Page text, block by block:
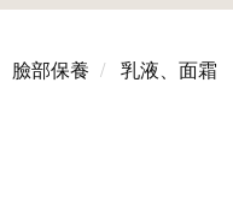
臉部保養 乳液、面霜